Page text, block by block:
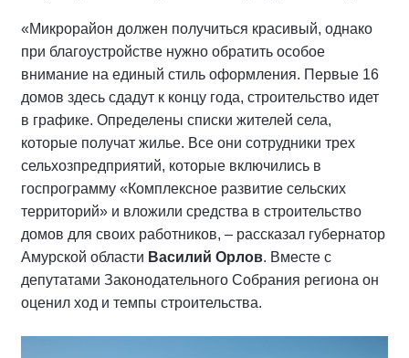
«Микрорайон должен получиться красивый, однако
при благоустройстве нужно обратить особое
внимание на единый стиль оформления. Первые 16
домов здесь сдадут к концу года, строительство идет
в графике. Определены списки жителей села,
которые получат жилье. Все они сотрудники трех
сельхозпредприятий, которые включились в
госпрограмму «Комплексное развитие сельских
территорий» и вложили средства в строительство
домов для своих работников, – рассказал губернатор
Амурской области Василий Орлов. Вместе с
депутатами Законодательного Собрания региона он
оценил ход и темпы строительства.